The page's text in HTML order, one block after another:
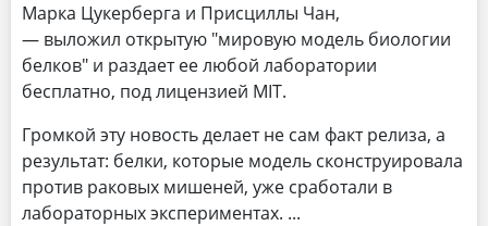
Марка Цукерберга и Присциллы Чан,
— выложил открытую "мировую модель биологии
белков" и раздает ее любой лаборатории
бесплатно, под лицензией MIT.
Громкой эту новость делает не сам факт релиза, а
результат: белки, которые модель сконструировала
против раковых мишеней, уже сработали в
лабораторных экспериментах.